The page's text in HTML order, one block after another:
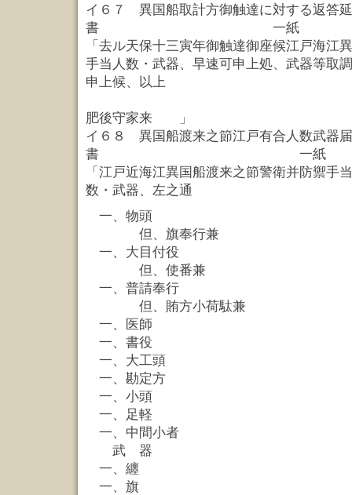
イ６７ 異国船取計方御触達に対する返答
書 一紙
「去ル天保十三寅年御触達御座候江戸海江
手当人数・武器、早速可申上処、武器等取
申上候、以上
肥後守家来 」
イ６８ 異国船渡来之節江戸有合人数武器
書 一紙
「江戸近海江異国船渡来之節警衛并防禦手
数・武器、左之通
一、物頭
但、旗奉行兼
一、大目付役
但、使番兼
一、普請奉行
但、賄方小荷駄兼
一、医師
一、書役
一、大工頭
一、勘定方
一、小頭
一、足軽 廿
一、中間小者
武 器
一、纏
一、旗